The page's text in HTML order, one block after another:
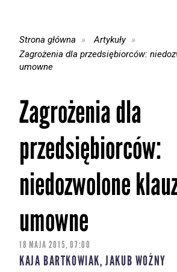
Strona główna
Artykuły
Zagrożenia dla przedsiębiorców:
umowne
Zagrożenia dla
przedsiębiorców:
niedozwolone
umowne
18 MAJA 2015, 07:00
KAJA BARTKOWIAK, JAKUB WOŹNY